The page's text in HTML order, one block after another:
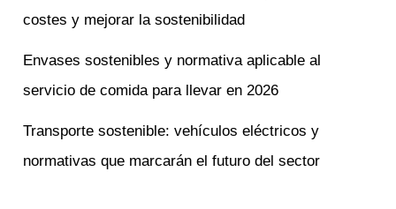
costes y mejorar la sostenibilidad
Envases sostenibles y normativa aplicable al
servicio de comida para llevar en 2026
Transporte sostenible: vehículos eléctricos y
normativas que marcarán el futuro del sector